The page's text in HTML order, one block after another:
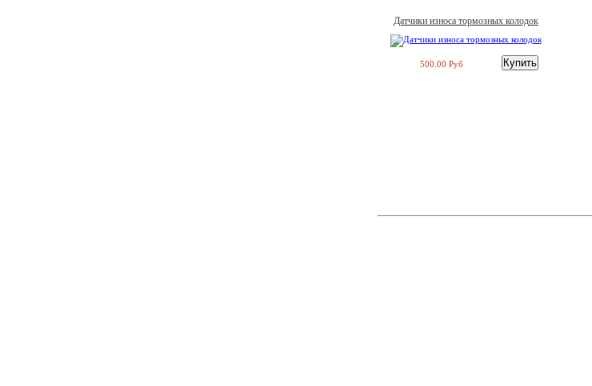
Датчики износа тормозных колодок
500.00 Руб